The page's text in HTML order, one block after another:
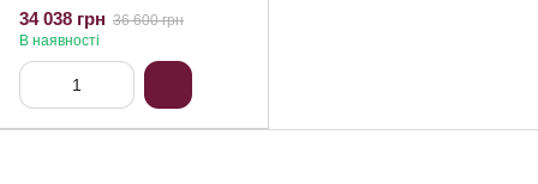
Гарантія 64 місяці
34 038 грн 36 600 грн
В наявності